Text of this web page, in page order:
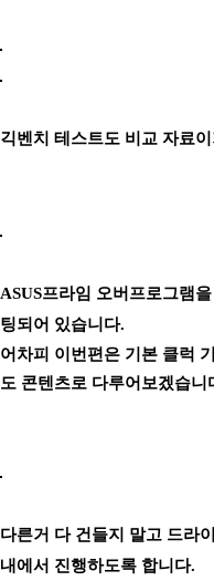
긱벤치 테스트도 비교 자료
ASUS프라임 오버프로그램
팅되어 있습니다.
어차피 이번편은 기본 클럭
도 콘텐츠로 다루어보겠습니
다른거 다 건들지 말고 드라
내에서 진행하도록 합니다.